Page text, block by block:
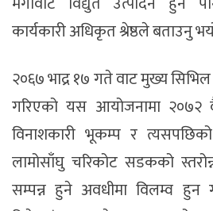
कार्यकारी अधिकृत श्रेष्ठले बताउनु
२०६७ भाद्र १७ गते वाट मुख्य
गरिएको यस आयोजनामा २०७२
विनाशकारी भूकम्प र
लामोसाँघु चरिकोट सडकको
सम्पन्न हुने अवधीमा विलम्व